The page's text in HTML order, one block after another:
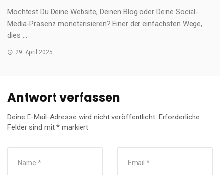
Möchtest Du Deine Website, Deinen Blog oder Deine Social-
Media-Präsenz monetarisieren? Einer der einfachsten Wege,
dies ...
29. April 2025
Antwort verfassen
Deine E-Mail-Adresse wird nicht veröffentlicht. Erforderliche
Felder sind mit * markiert